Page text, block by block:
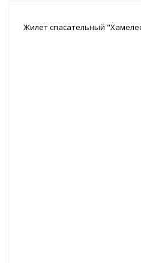
Жилет спасательный